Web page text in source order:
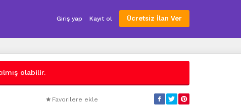
Giriş yap Kayıt ol Ücretsiz İlan Ver
olabilir.
Favorilere ekle